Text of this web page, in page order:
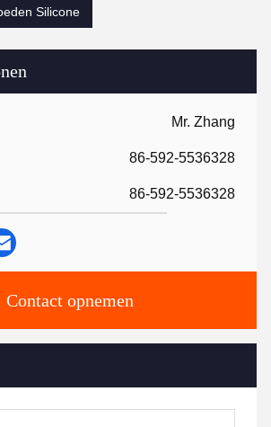
Mr. Zhang
86-592-5536328
86-592-5536328
Contact opnemen
Silicone